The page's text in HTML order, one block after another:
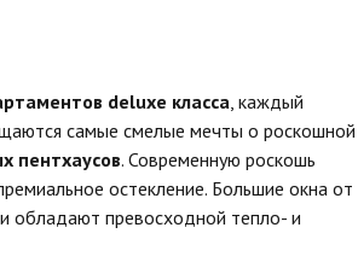
deluxe класса , каждый
самые смелые мечты о роскошной
пентхаусов. Современную роскошь
остекление. Большие окна от
обладают превосходной тепло- и